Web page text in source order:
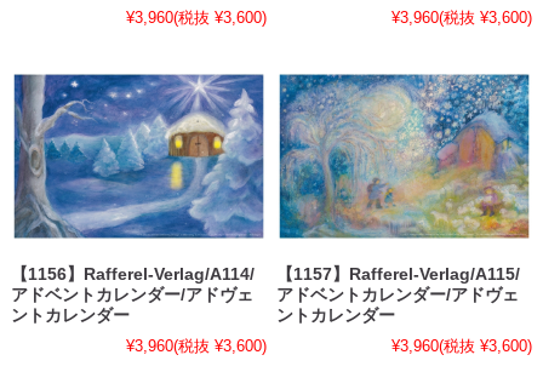
¥3,960(税抜 ¥3,600) ¥3,960(税抜 ¥3,600)
【1156】Rafferel-Verlag/A114/
アドベントカレンダー/アドヴェ
ントカレンダー
¥3,960(税抜 ¥3,600)
【1157】Rafferel-Verlag/A115/
アドベントカレンダー/アドヴェ
ントカレンダー
¥3,960(税抜 ¥3,600)